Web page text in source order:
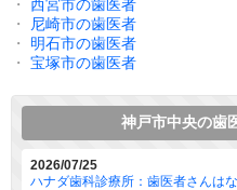
・ 西宮市の歯医者
・
尼崎市の歯医者
・
明石市の歯医者
・
宝塚市の歯医者
神戸市中央の歯
2026/07/25
ハナダ歯科診療所：歯医者さんは